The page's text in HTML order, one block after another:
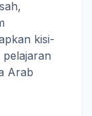
kisi-
Arab